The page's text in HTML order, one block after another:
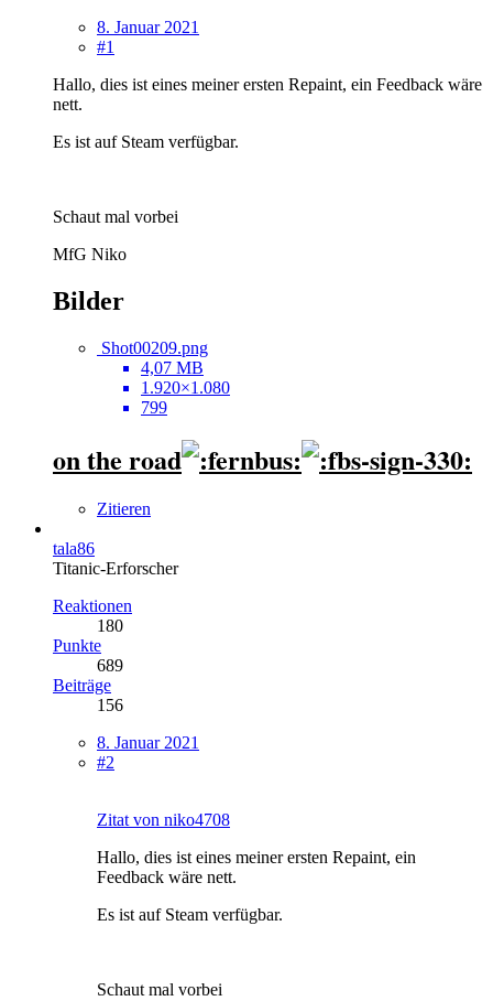
8. Januar 2021
#1
Hallo, dies ist eines meiner ersten Repaint, ein Feedback wäre
nett.
Es ist auf Steam verfügbar.
Schaut mal vorbei
MfG Niko
Bilder
Shot00209.png
4,07 MB
1.920×1.080
799
on the road
Zitieren
tala86
Titanic-Erforscher
Reaktionen
180
Punkte
689
Beiträge
156
8. Januar 2021
#2
Zitat von niko4708
Hallo, dies ist eines meiner ersten Repaint, ein
Feedback wäre nett.
Es ist auf Steam verfügbar.
Schaut mal vorbei